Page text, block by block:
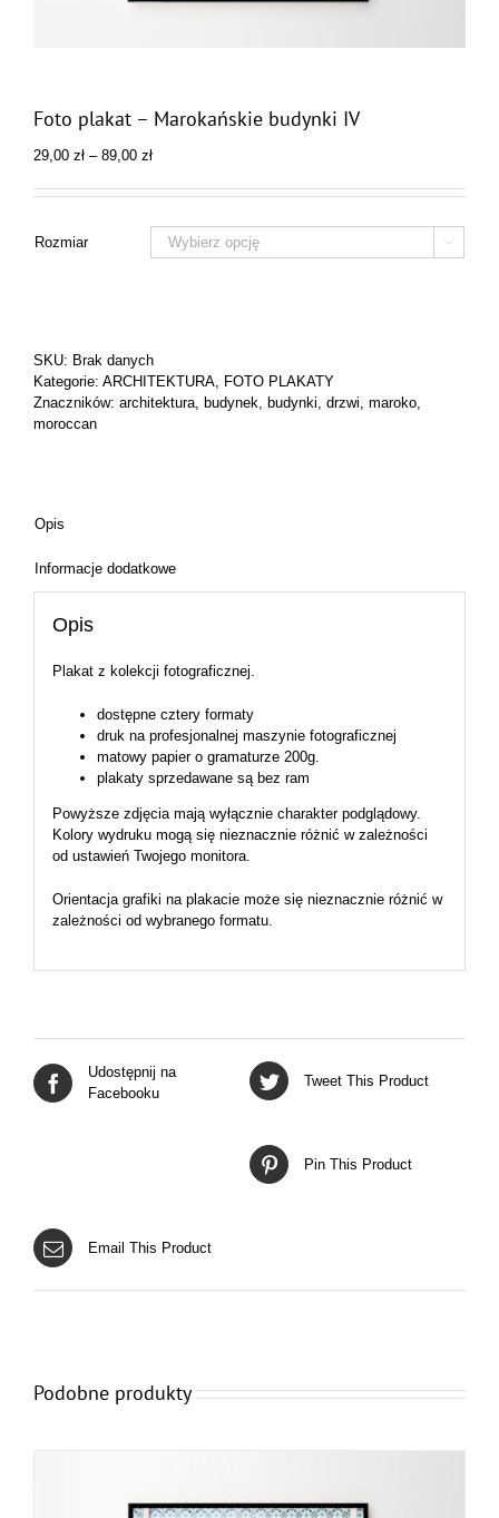
Foto plakat – Marokańskie budynki IV
29,00 zł – 89,00 złZakres
od
89,00 zł
Rozmiar 
SKU: Brak danych
Kategorie: ARCHITEKTURA, FOTO PLAKATY
Znaczników: architektura, budynek, budynki, drzwi, maroko,
moroccan
Opis
Informacje dodatkowe
Opis
Plakat z kolekcji fotograficznej.
dostępne cztery formaty
druk na profesjonalnej maszynie fotograficznej
matowy papier o gramaturze 200g.
plakaty sprzedawane są bez ram
Powyższe zdjęcia mają wyłącznie charakter podglądowy.
Kolory wydruku mogą się nieznacznie różnić w zależności
od ustawień Twojego monitora.
Orientacja grafiki na plakacie może się nieznacznie różnić w
zależności od wybranego formatu.
Udostępnij na
Facebooku
Tweet This Product
Pin This Product
Email This Product
Podobne produkty